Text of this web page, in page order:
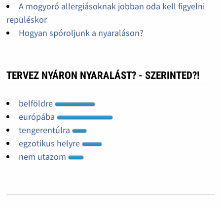
A mogyoró allergiásoknak jobban oda kell figyelni
repüléskor
Hogyan spóroljunk a nyaraláson?
TERVEZ NYÁRON NYARALÁST? - SZERINTED?!
belföldre
európába
tengerentúlra
egzotikus helyre
nem utazom